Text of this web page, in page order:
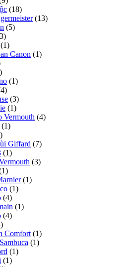
(18)
(13)
(5)
(1)
Canon (1)
(1)
(3)
(1)
Vermouth (4)
(1)
Giffard (7)
(1)
(3)
(1)
(1)
(4)
(1)
(4)
Comfort (1)
(1)
(1)
(1)